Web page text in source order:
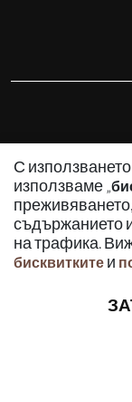
С
използваме „
съдържанието
на трафика.
бисквитките и
Използването
© 2010 -